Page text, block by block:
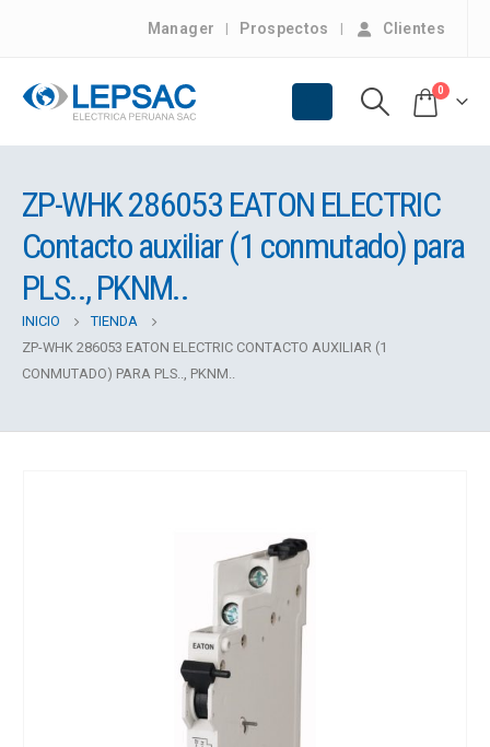
Manager Prospectos Clientes
0
ZP-WHK 286053 EATON ELECTRIC
Contacto auxiliar (1 conmutado) para
PLS.., PKNM..
INICIO
TIENDA
ZP-WHK 286053 EATON ELECTRIC CONTACTO AUXILIAR (1
CONMUTADO) PARA PLS.., PKNM..